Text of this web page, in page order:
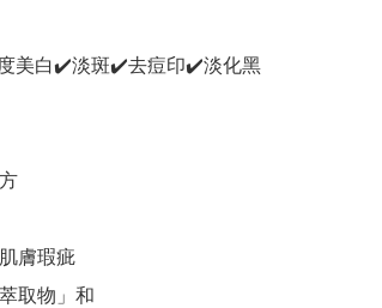
美白✔️淡斑✔️去痘印✔️淡化黑
膚瑕疵
取物」和